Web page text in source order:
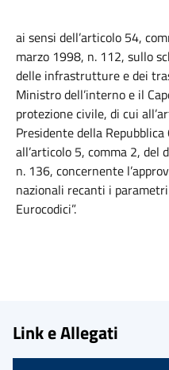
ai sensi dell’articolo 54,
marzo 1998, n. 112, sullo
delle infrastrutture e dei
Ministro dell’interno e il
protezione civile, di cui
Presidente della
all’articolo 5, comma 2, del
n. 136, concernente
nazionali recanti i
Eurocodici”.
Link e Allegati